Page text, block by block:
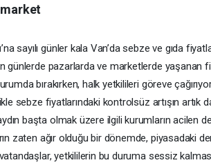
sayılı günler kala Van’da sebze ve gıda
günlerde pazarlarda ve marketlerde yaşanan
bırakırken, halk yetkilileri göreve
sebze fiyatlarındaki kontrolsüz artışın artık
başta olmak üzere ilgili kurumların acilen
zaten ağır olduğu bir dönemde, piyasadaki
vatandaşlar, yetkililerin bu duruma sessiz